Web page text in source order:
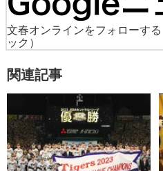
文春オンラインをフォローする
ック）
関連記事